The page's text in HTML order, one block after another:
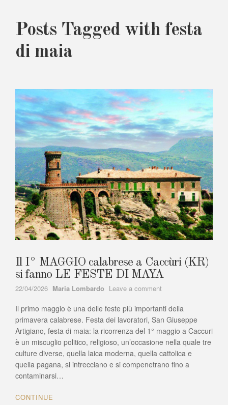
Posts Tagged with festa
di maia
Il I° MAGGIO calabrese a Caccùri (KR)
si fanno LE FESTE DI MAYA
22/04/2026 Author
Maria Lombardo Leave a comment
I°
MAGGIO
calabrese
a
Caccùri
(KR)
si
Il primo maggio è una delle feste più importanti della
primavera calabrese. Festa dei lavoratori, San Giuseppe
Artigiano, festa di maia: la ricorrenza del 1° maggio a Caccuri
è un miscuglio politico, religioso, un’occasione nella quale tre
culture diverse, quella laica moderna, quella cattolica e
quella pagana, si intrecciano e si compenetrano fino a
contaminarsi…
CONTINUE